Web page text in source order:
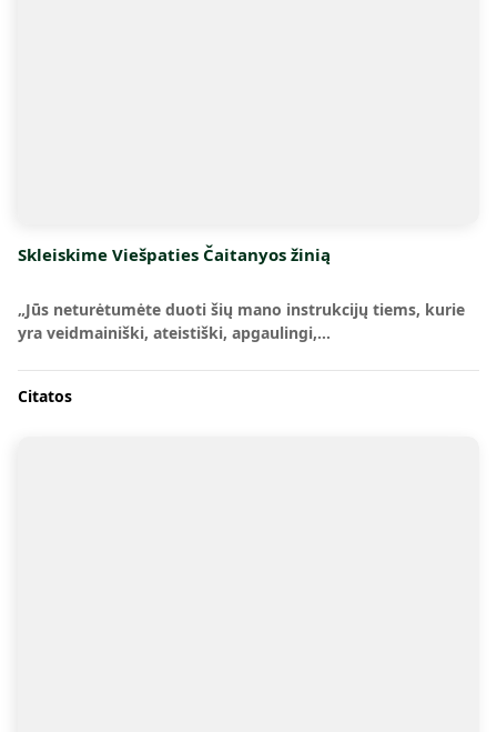
Skleiskime Viešpaties Čaitanyos žinią
„Jūs neturėtumėte duoti šių mano instrukcijų tiems, kurie
yra veidmainiški, ateistiški, apgaulingi,…
Citatos